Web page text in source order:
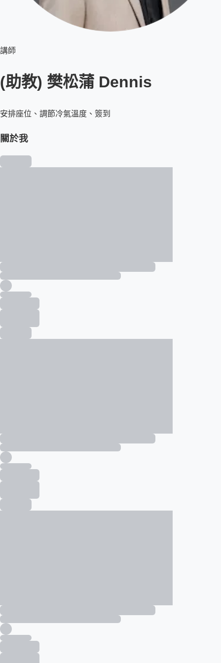
講師
(助教) 樊松蒲 Dennis
安排座位、調節冷氣溫度、簽到
關於我